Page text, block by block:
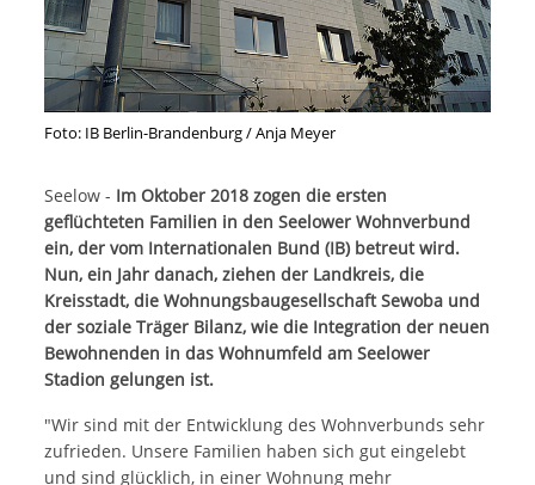
Foto: IB Berlin-Brandenburg / Anja Meyer
Seelow - Im Oktober 2018 zogen die ersten
geflüchteten Familien in den Seelower Wohnverbund
ein, der vom Internationalen Bund (IB) betreut wird.
Nun, ein Jahr danach, ziehen der Landkreis, die
Kreisstadt, die Wohnungsbaugesellschaft Sewoba und
der soziale Träger Bilanz, wie die Integration der neuen
Bewohnenden in das Wohnumfeld am Seelower
Stadion gelungen ist.
"Wir sind mit der Entwicklung des Wohnverbunds sehr
zufrieden. Unsere Familien haben sich gut eingelebt
und sind glücklich, in einer Wohnung mehr